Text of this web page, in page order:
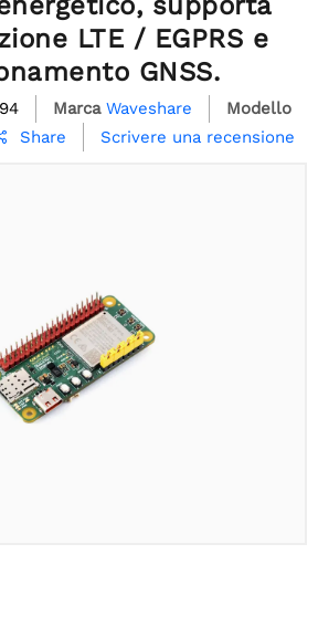
LTE / EGPRS e
GNSS.
Marca Waveshare
Modello
Share Scrivere una recensione